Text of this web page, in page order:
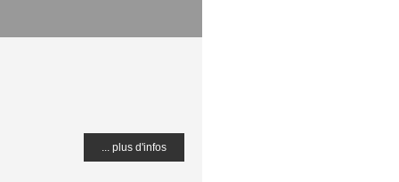
... plus d'infos